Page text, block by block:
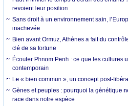
revoient leur position
Sans droit à un environnement sain,
inachevée
Bien avant Ormuz, Athènes a fait du
clé de sa fortune
Écouter Phnom Penh : ce que les cultures
contemporain
Le « bien commun », un concept post-
Gènes et peuples : pourquoi la génétique
race dans notre espèce